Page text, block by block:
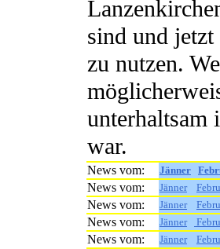
sind und jetzt
zu nutzen.
unterhaltsam
war.
News vom: Jänner
News vom: Jänner
News vom: Jänner
News vom: Jänner
News vom: Jänner